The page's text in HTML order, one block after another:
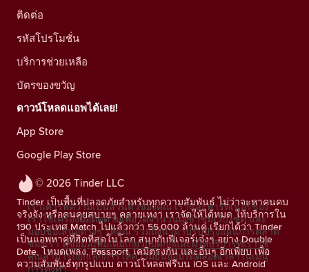
© 2026 Tinder LLC
Tinder เป็นพื้นที่ปลอดภัยสำหรับทุกความสัมพันธ์ ไม่ว่าจะหาคนคบ
จริงจัง หรือคนคุยสบายๆ คลายเหงา เราจัดให้ได้หมด ให้บริการใน
190 ประเทศ Match ไปแล้วกว่า 55,000 ล้านคู่ เรียกได้ว่า Tinder
เป็นแอพหาคู่ที่ฮิตที่สุดในโลก สนุกกับฟีเจอร์เจ๋งๆ อย่าง Double
Date, โหมดเพลง, Passport, เคมีตรงกัน และอื่นๆ อีกเพียบ เพื่อ
ความสัมพันธ์ทุกรูปแบบ ดาวน์โหลดฟรีบน iOS และ Android
ติดต่อ
รหัสโปรโมชั่น
บริการช่วยเหลือ
บัตรของขวัญ
ดาวน์โหลดแอพได้เลย!
App Store
Google Play Store
เราเคารพความเป็นส่วนตัวของคุณ เราและพาร์ทเนอร์ของ
เราใช้เครื่องมือติดตามเพื่อวัดจำนวนผู้เข้าชมเว็บไซต์ และ
มอบข้อเสนอต่างๆ ให้คุณ รวมถึงนำมาปรับปรุงแผนการตลาด
ของเรา ดูข้อมูลเพิ่มเติมเกี่ยวกับคุกกี้และผู้ให้บริการที่เราใช้
คุณสามารถยกเลิกการให้ความยินยอมได้ตลอดเวลาในเมนู
การตั้งค่า